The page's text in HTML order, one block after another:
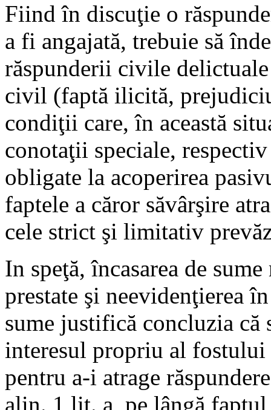
Fiind în discuţie o
a fi angajată, trebuie să
răspunderii civile
civil (faptă ilicită,
condiţii care, în această
conotaţii speciale,
obligate la acoperirea
faptele a căror săvârşire
cele strict şi limitativ
In speţă, încasarea de
prestate şi neevidenţierea
sume justifică concluzia
interesul propriu al
pentru a-i atrage
alin. 1 lit. a, pe lângă